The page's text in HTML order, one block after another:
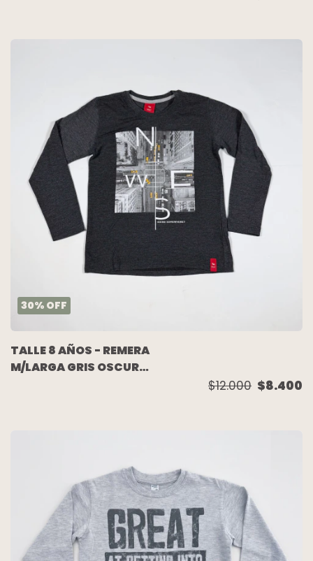
30% OFF
TALLE 8 AÑOS - REMERA
M/LARGA GRIS OSCURO
$12.000 $8.400